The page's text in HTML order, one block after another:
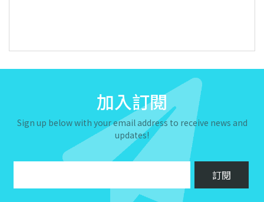
加入訂閱
Sign up below with your email address to receive news and
updates!